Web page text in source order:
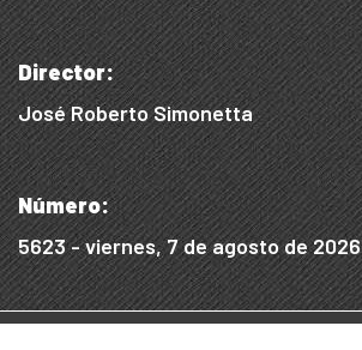
Director:
José Roberto Simonetta
Número:
5623 - viernes, 7 de agosto de 2026